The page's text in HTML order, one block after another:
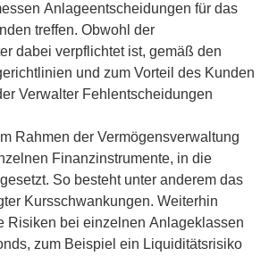
Anlageentscheidungen für das
treffen. Obwohl der
dabei verpflichtet ist, gemäß den
und zum Vorteil des Kunden
Verwalter Fehlentscheidungen
Rahmen der Vermögensverwaltung
Finanzinstrumente, in die
So besteht unter anderem das
Kursschwankungen. Weiterhin
Risiken bei einzelnen Anlageklassen
zum Beispiel ein Liquiditätsrisiko